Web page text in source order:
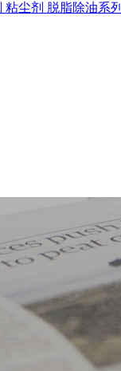
粘尘剂 脱脂除油系列